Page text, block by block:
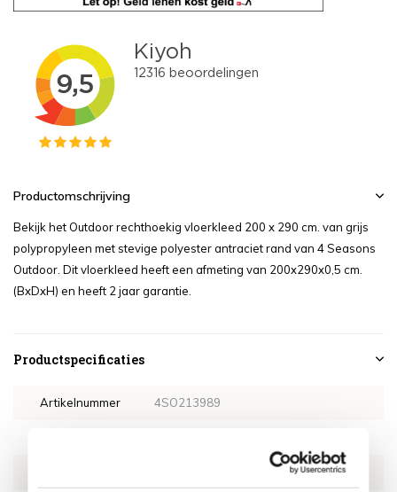
Productomschrijving
Bekijk het Outdoor rechthoekig vloerkleed 200 x 290 cm. van grijs
polypropyleen met stevige polyester antraciet rand van 4 Seasons
Outdoor. Dit vloerkleed heeft een afmeting van 200x290x0,5 cm.
(BxDxH) en heeft 2 jaar garantie.
Productspecificaties
Artikelnummer 4SO213989